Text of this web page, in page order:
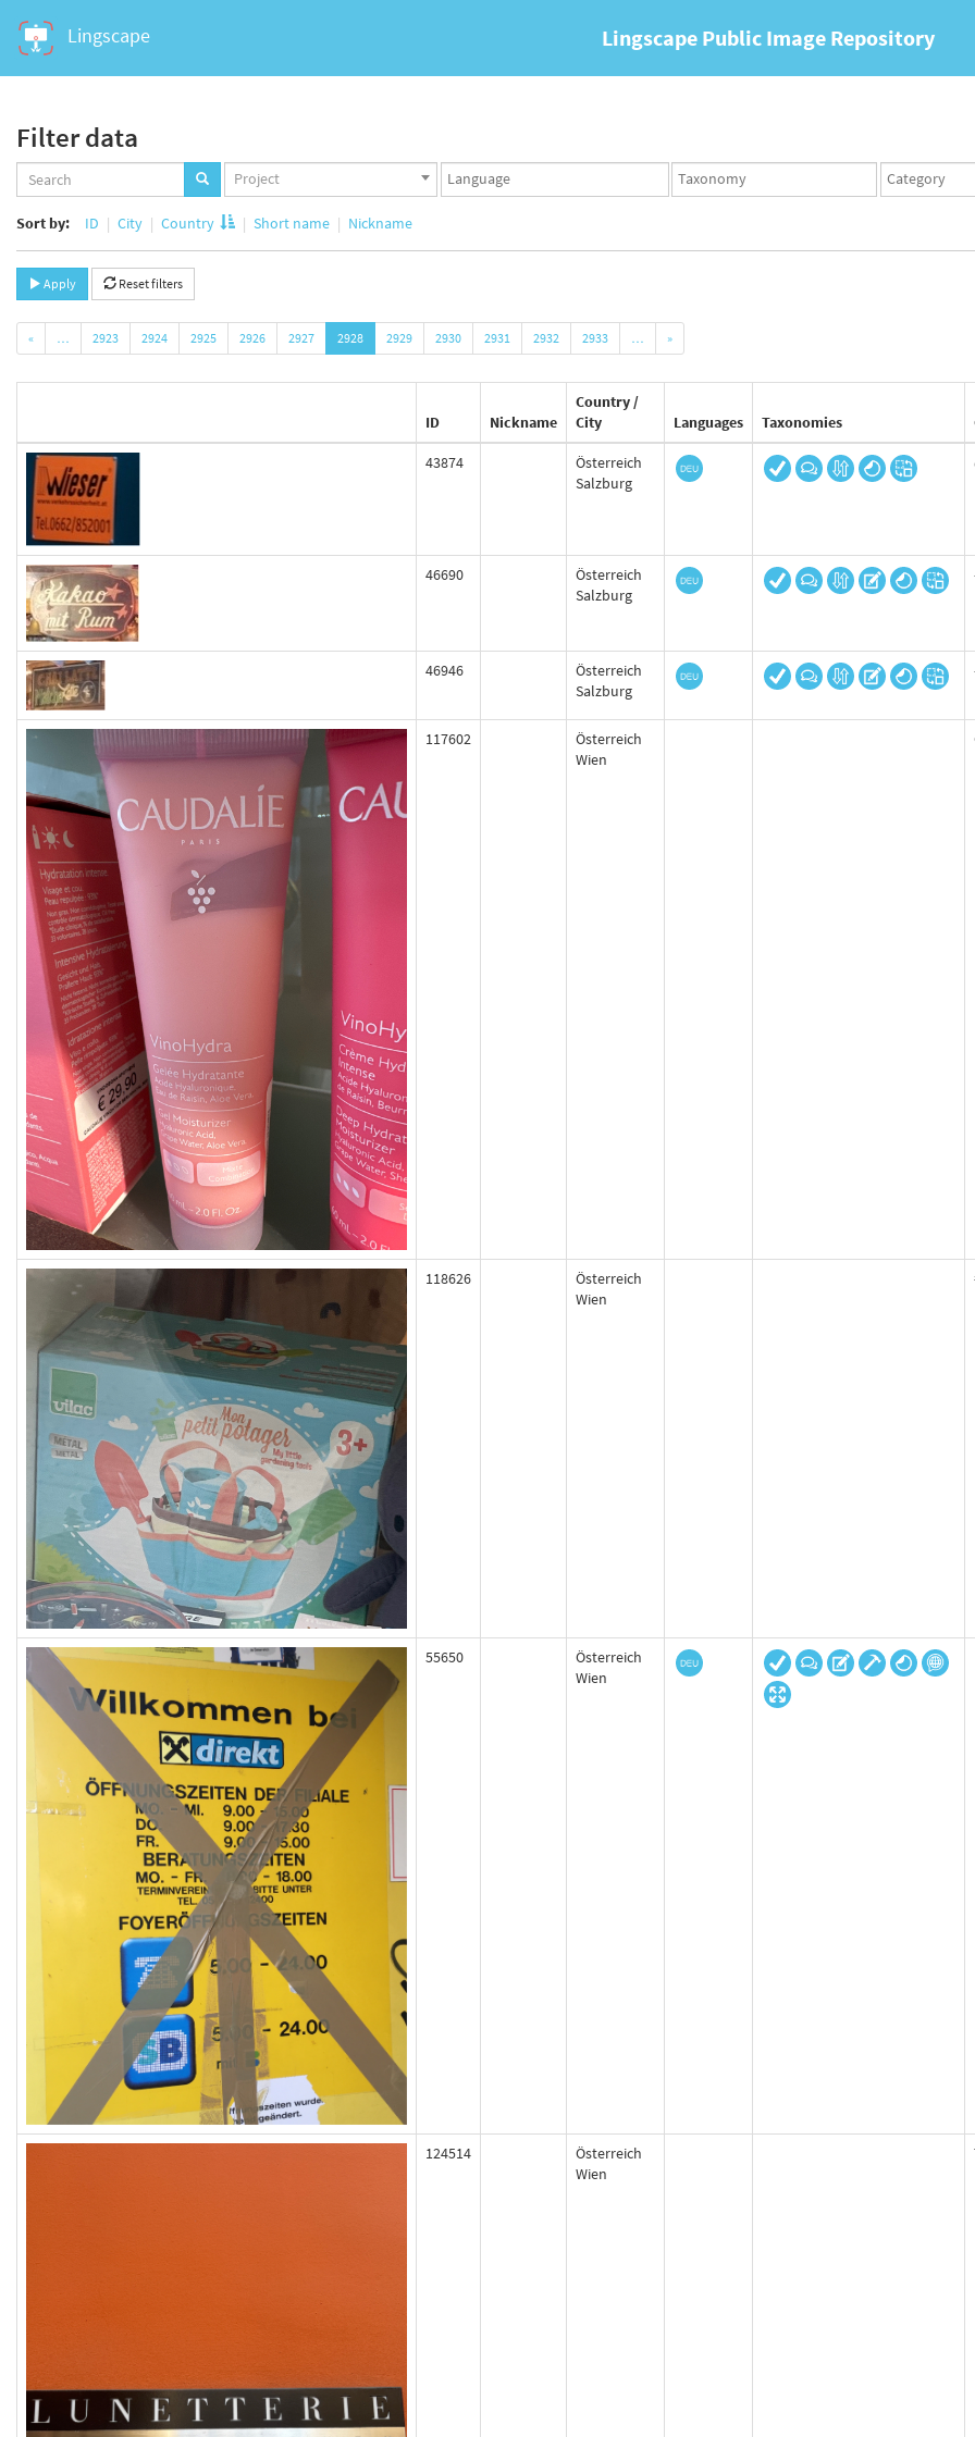
Lingscape Lingscape Public Image Repository
Filter data
Projects
set
Project
Languages
set
Taxonomy
set
Taxonomy
term
Sort by: ID City Country Short name Nickname
Apply Reset filters
« … 2923 2924 2925 2926 2927 2928 2929 2930 2931 2932 2933 … »
ID Nickname
Country /
City
Languages Taxonomies
43874
Österreich
Salzburg
46690
Österreich
Salzburg
46946
Österreich
Salzburg
117602
Österreich
Wien
118626
Österreich
Wien
55650
Österreich
Wien
124514
Österreich
Wien